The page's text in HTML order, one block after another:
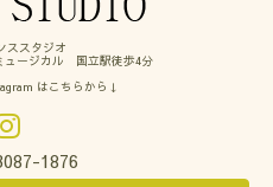
ススタジオ
ュージカル 国立駅徒歩4分
はこちらから↓
1876